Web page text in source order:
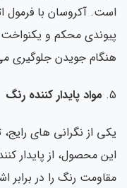
آکروسان با فرمول
محکم و یکنواخت
جویدن جلوگیری می
مواد پایدار کننده رنگ
از نگرانی های رایج،
محصول، از پایدار